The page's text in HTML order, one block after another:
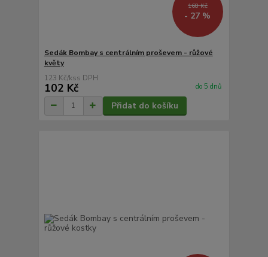
168 Kč
- 27 %
Sedák Bombay s centrálním proševem - růžové
květy
123 Kč/ks
102 Kč do 5 dnů
Přidat do košíku